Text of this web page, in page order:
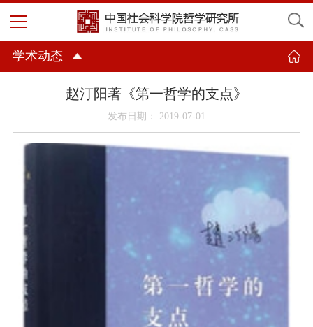
学术动态
赵汀阳著《第一哲学的支点》
发布日期： 2019-07-01